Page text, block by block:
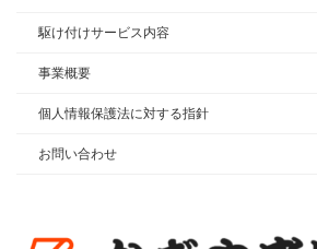
駆け付けサービス内容
事業概要
個人情報保護法に対する指針
お問い合わせ